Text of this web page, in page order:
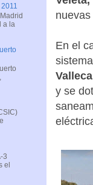
En el
y se
a la
3
el